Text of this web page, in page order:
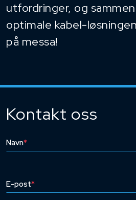
utfordringer, og
optimale kabel-
på messa!
Kontakt oss
Navn*
E-post*